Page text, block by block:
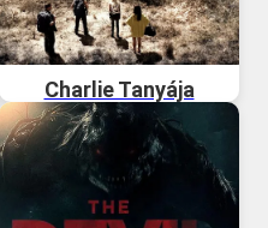
Charlie Tanyája